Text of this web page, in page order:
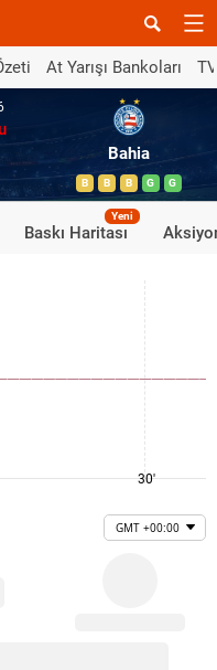
At Yarışı Bankoları
Bahia
B B B G G
Baskı Haritası
Yeni
30'
GMT +00:00